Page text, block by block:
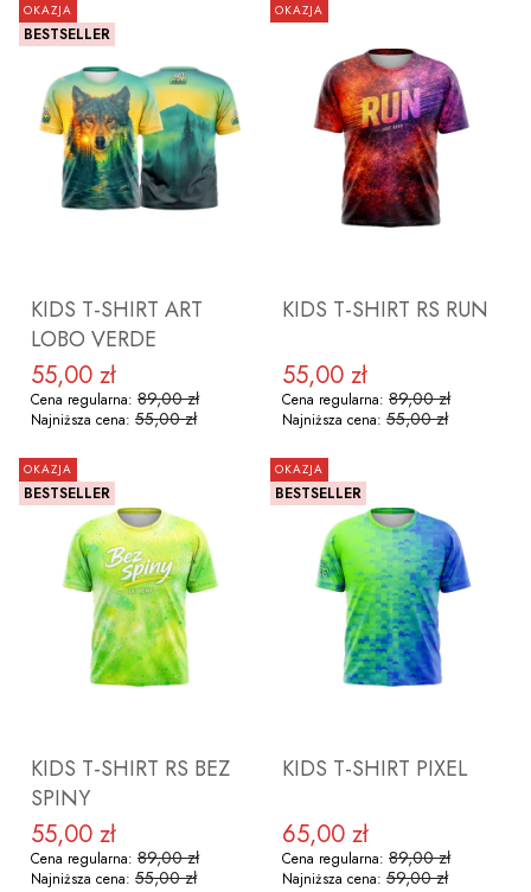
ZOBACZ PRODUKT ZOBACZ PRODUKT
OKAZJA
BESTSELLER
KIDS T-SHIRT ART
LOBO VERDE
Cena promocyjna
55,00 zł
Cena regularna: 89,00 zł
Najniższa cena: 55,00 zł
ZOBACZ PRODUKT
OKAZJA
KIDS T-SHIRT RS RUN
Cena promocyjna
55,00 zł
Cena regularna: 89,00 zł
Najniższa cena: 55,00 zł
ZOBACZ PRODUKT
OKAZJA
BESTSELLER
KIDS T-SHIRT RS BEZ
SPINY
Cena promocyjna
55,00 zł
Cena regularna: 89,00 zł
Najniższa cena: 55,00 zł
OKAZJA
BESTSELLER
KIDS T-SHIRT PIXEL
Cena promocyjna
65,00 zł
Cena regularna: 89,00 zł
Najniższa cena: 59,00 zł